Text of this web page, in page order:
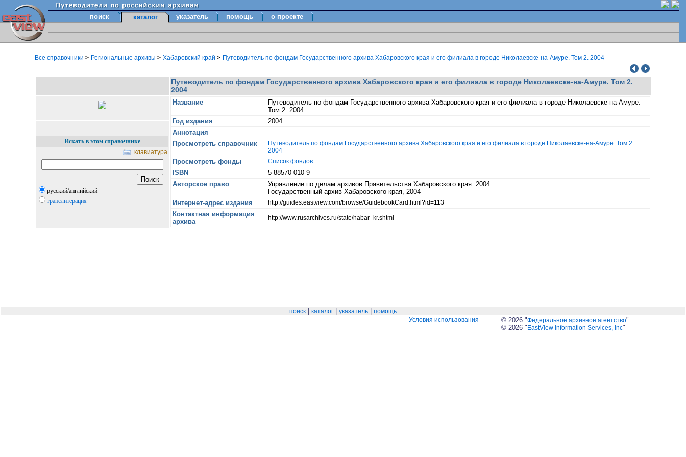
поиск каталог указатель помощь о проекте
Все справочники > Региональные архивы > Хабаровский край > Путеводитель по фондам Государственного архива Хабаровского края и его филиала в городе Николаевске-на-Амуре. Том 2. 2004
Путеводитель по фондам Государственного архива Хабаровского края и его филиала в городе Николаевске-на-Амуре. Том 2.
2004
Название
Путеводитель по фондам Государственного архива Хабаровского края и его филиала в городе Николаевске-на-Амуре.
Том 2. 2004
Год издания
2004
Аннотация
Просмотреть справочник
Путеводитель по фондам Государственного архива Хабаровского края и его филиала в городе Николаевске-на-Амуре. Том 2.
2004
Просмотреть фонды Список фондов
ISBN
5-88570-010-9
Авторское право
Управление по делам архивов Правительства Хабаровского края. 2004
Государственный архив Хабаровского края, 2004
Интернет-адрес издания
http://guides.eastview.com/browse/GuidebookCard.html?id=113
Контактная информация
архива
http://www.rusarchives.ru/state/habar_kr.shtml
Искать в этом справочнике
клавиатура
русский/английский
транслитерация
поиск каталог указатель
помощь
Условия использования
© 2026 "Федеральное архивное агентство"
© 2026 " EastView Information Services, Inc"